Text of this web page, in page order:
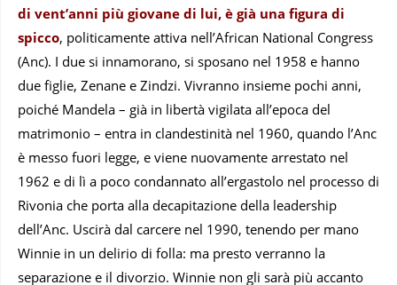
di vent’anni più giovane di lui, è già una figura di
spicco, politicamente attiva nell’African National Congress
(Anc). I due si innamorano, si sposano nel 1958 e hanno
due figlie, Zenane e Zindzi. Vivranno insieme pochi anni,
poiché Mandela – già in libertà vigilata all’epoca del
matrimonio – entra in clandestinità nel 1960, quando l’Anc
è messo fuori legge, e viene nuovamente arrestato nel
1962 e di lì a poco condannato all’ergastolo nel processo di
Rivonia che porta alla decapitazione della leadership
dell’Anc. Uscirà dal carcere nel 1990, tenendo per mano
Winnie in un delirio di folla: ma presto verranno la
separazione e il divorzio. Winnie non gli sarà più accanto